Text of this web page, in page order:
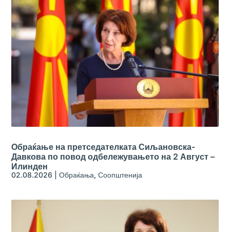
Обраќање на претседателката Сиљановска-
Давкова по повод одбележувањето на 2 Август –
Илинден
02.08.2026 |Обраќања,Соопштенија